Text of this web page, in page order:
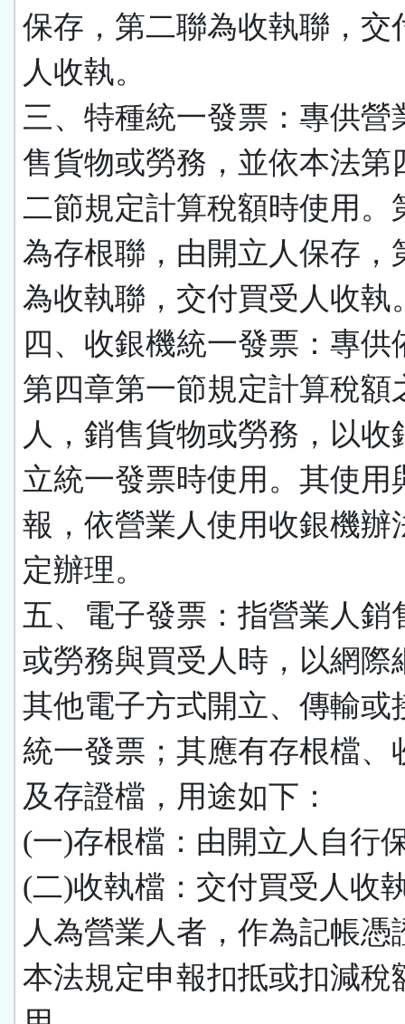
保存，第二聯為收執聯，交
人收執。
三、特種統一發票：專供營
售貨物或勞務，並依本法第
二節規定計算稅額時使用。
為存根聯，由開立人保存，
為收執聯，交付買受人收執
四、收銀機統一發票：專供
第四章第一節規定計算稅額
人，銷售貨物或勞務，以收
立統一發票時使用。其使用
報，依營業人使用收銀機辦
定辦理。
五、電子發票：指營業人銷
或勞務與買受人時，以網際
其他電子方式開立、傳輸或
統一發票；其應有存根檔、
及存證檔，用途如下：
(一)存根檔：由開立人自行
(二)收執檔：交付買受人收
人為營業人者，作為記帳憑
本法規定申報扣抵或扣減稅